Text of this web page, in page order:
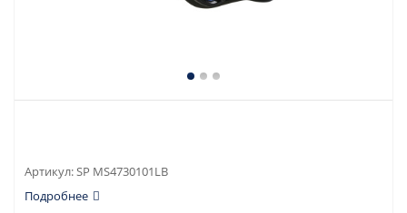
Артикул:SP MS4730101LB
Подробнее